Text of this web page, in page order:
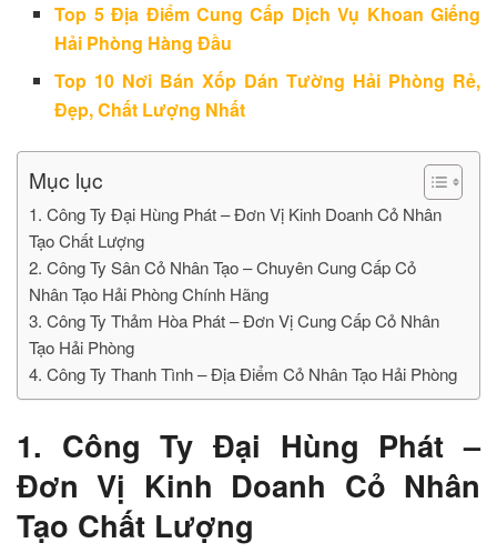
Top 5 Địa Điểm Cung Cấp Dịch Vụ Khoan Giếng
Hải Phòng Hàng Đầu
Top 10 Nơi Bán Xốp Dán Tường Hải Phòng Rẻ,
Đẹp, Chất Lượng Nhất
Mục lục
1. Công Ty Đại Hùng Phát – Đơn Vị Kinh Doanh Cỏ Nhân
Tạo Chất Lượng
2. Công Ty Sân Cỏ Nhân Tạo – Chuyên Cung Cấp Cỏ
Nhân Tạo Hải Phòng Chính Hãng
3. Công Ty Thảm Hòa Phát – Đơn Vị Cung Cấp Cỏ Nhân
Tạo Hải Phòng
4. Công Ty Thanh Tình – Địa Điểm Cỏ Nhân Tạo Hải Phòng
1. Công Ty Đại Hùng Phát –
Đơn Vị Kinh Doanh Cỏ Nhân
Tạo Chất Lượng